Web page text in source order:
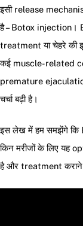
इसी release
है – Botox injection।
treatment या चेहरे की
कई muscle-related
premature
चर्चा बढ़ी है।
इस लेख में हम समझेंगे कि
किन मरीजों के लिए यह
है और treatment कराने